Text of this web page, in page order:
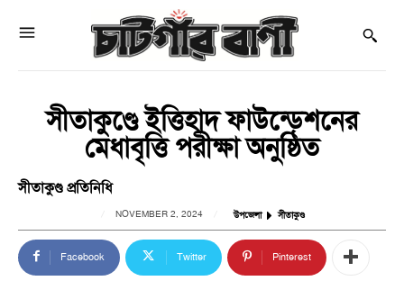
সীতাকুণ্ডে ইত্তিহাদ ফাউন্ডেশনের
মেধাবৃত্তি পরীক্ষা অনুষ্ঠিত
সীতাকুণ্ড প্রতিনিধি
NOVEMBER 2, 2024 উপজেলা সীতাকুণ্ড
Facebook Twitter Pinterest